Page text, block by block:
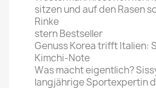
sitzen und auf den Rasen
Rinke
stern Bestseller
Genuss Korea trifft Italien:
Kimchi-Note
Was macht eigentlich?
langjährige Sportexpertin